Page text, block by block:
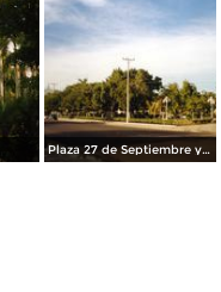
Plaza 27 de Septiembre y Templo del Sagrado Corazón